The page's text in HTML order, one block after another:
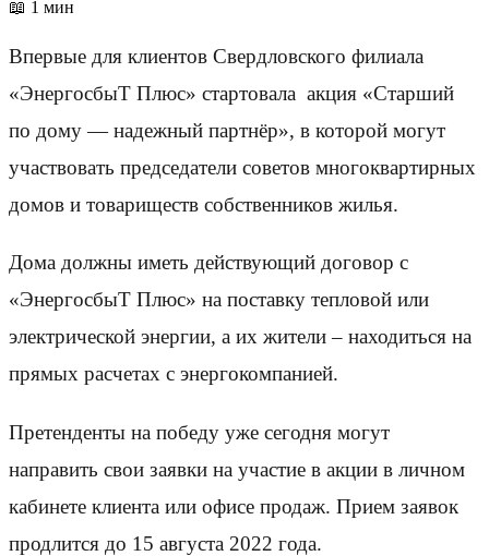
📖 1 мин
Впервые для клиентов Свердловского филиала
«ЭнергосбыТ Плюс» стартовала акция «Старший
по дому — надежный партнёр», в которой могут
участвовать председатели советов многоквартирных
домов и товариществ собственников жилья.
Дома должны иметь действующий договор с
«ЭнергосбыТ Плюс» на поставку тепловой или
электрической энергии, а их жители – находиться на
прямых расчетах с энергокомпанией.
Претенденты на победу уже сегодня могут
направить свои заявки на участие в акции в личном
кабинете клиента или офисе продаж. Прием заявок
продлится до 15 августа 2022 года.